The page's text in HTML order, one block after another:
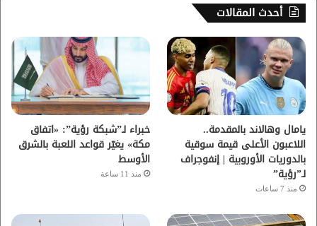
س
ب
و
ك
ي
ب
ت
ق
ر
ا
م
أحدث المقالات
يامال وهالاند بالمقدمة..
اللاعبون الأعلى قيمة سوقية
بالدوريات الأوروبية | إنفوجراف
لـ”رؤية”
منذ 7 ساعات
خبراء لـ”شبكة رؤية”: «اتفاق
مكة» يغيّر قواعد اللعبة بالشرق
الأوسط
منذ 11 ساعة